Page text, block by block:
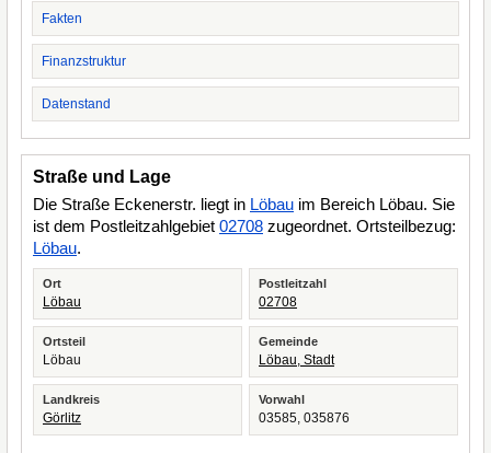
Fakten
Finanzstruktur
Datenstand
Straße und Lage
Die Straße Eckenerstr. liegt in Löbau im Bereich Löbau. Sie
ist dem Postleitzahlgebiet 02708 zugeordnet. Ortsteilbezug:
Löbau.
Ort
Löbau
Postleitzahl
02708
Ortsteil
Löbau
Gemeinde
Löbau, Stadt
Landkreis
Görlitz
Vorwahl
03585, 035876